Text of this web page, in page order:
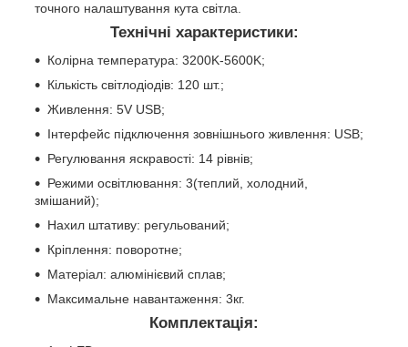
точного налаштування кута світла.
Технічні характеристики:
Колірна температура: 3200K-5600K;
Кількість світлодіодів: 120 шт.;
Живлення: 5V USB;
Інтерфейс підключення зовнішнього живлення: USB;
Регулювання яскравості: 14 рівнів;
Режими освітлювання: 3(теплий, холодний,
змішаний);
Нахил штативу: регульований;
Кріплення: поворотне;
Матеріал: алюмінієвий сплав;
Максимальне навантаження: 3кг.
Комплектація: